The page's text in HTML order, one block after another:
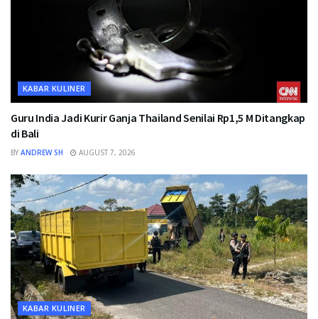
KABAR KULINER
Guru India Jadi Kurir Ganja Thailand Senilai Rp1,5 M Ditangkap
di Bali
BY ANDREW SH AUGUST 7, 2026
KABAR KULINER